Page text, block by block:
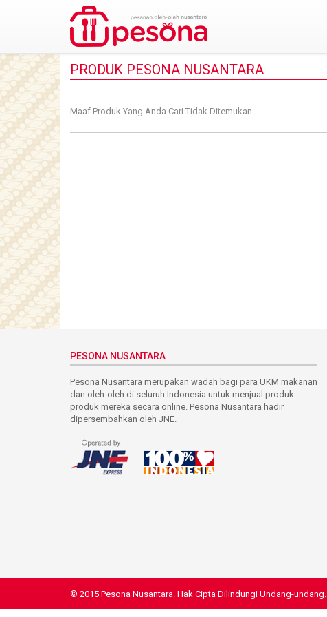
PRODUK PESONA NUSANTARA
Maaf Produk Yang Anda Cari Tidak Ditemukan
PESONA NUSANTARA
Pesona Nusantara merupakan wadah bagi para UKM makanan
dan oleh-oleh di seluruh Indonesia untuk menjual produk-
produk mereka secara online. Pesona Nusantara hadir
dipersembahkan oleh JNE.
© 2015 Pesona Nusantara. Hak Cipta Dilindungi Undang-undang.